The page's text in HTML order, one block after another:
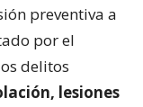
preventiva a
por el
delitos
lesiones